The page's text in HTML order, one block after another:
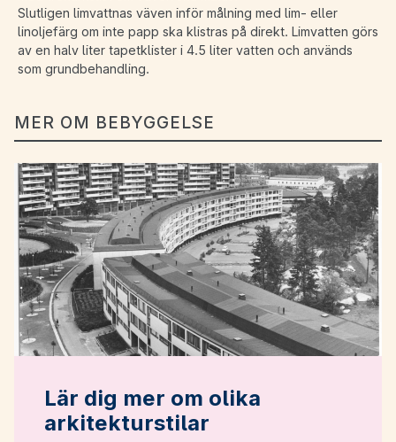
Slutligen limvattnas väven inför målning med lim- eller
linoljefärg om inte papp ska klistras på direkt. Limvatten görs
av en halv liter tapetklister i 4.5 liter vatten och används
som grundbehandling.
MER OM BEBYGGELSE
Lär dig mer om olika
arkitekturstilar